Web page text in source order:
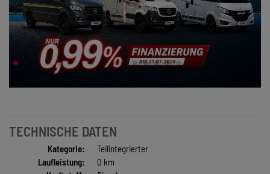
TECHNISCHE DATEN
Kategorie:
Teilintegrierter
Laufleistung:
0 km